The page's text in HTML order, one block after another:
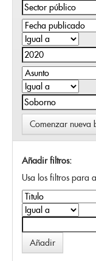
Comenzar nueva
Añadir filtros:
Usa los filtros para